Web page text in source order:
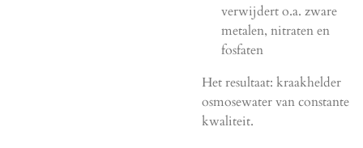
verwijdert o.a. zware
metalen, nitraten en
fosfaten
Het resultaat: kraakhelder
osmosewater van constante
kwaliteit.